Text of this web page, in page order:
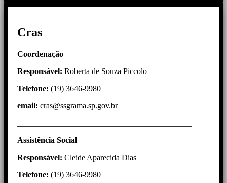
Cras
Coordenação
Responsável: Roberta de Souza Piccolo
Telefone: (19) 3646-9980
email: cras@ssgrama.sp.gov.br
Assistência Social
Responsável: Cleide Aparecida Dias
Telefone: (19) 3646-9980